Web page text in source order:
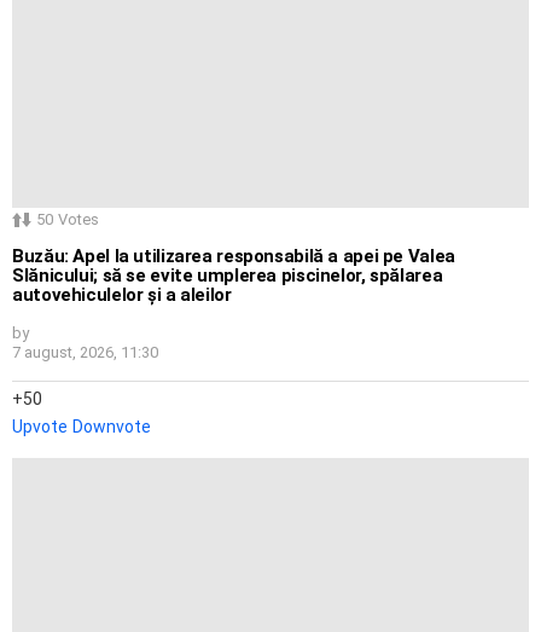
50 Votes
Buzău: Apel la utilizarea responsabilă a apei pe Valea
Slănicului; să se evite umplerea piscinelor, spălarea
autovehiculelor și a aleilor
by
7 august, 2026, 11:30
50
Upvote Downvote